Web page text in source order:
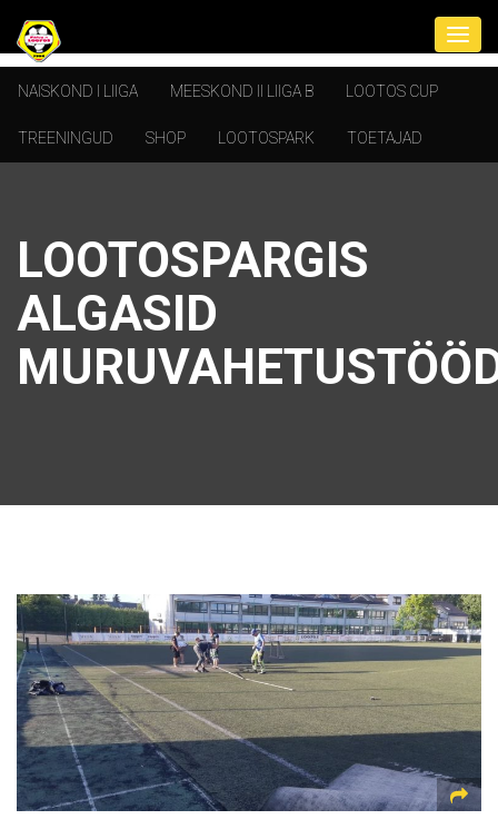
NAISKOND I LIIGA MEESKOND II LIIGA B LOOTOS CUP
TREENINGUD SHOP LOOTOSPARK TOETAJAD
LOOTOSPARGIS
ALGASID